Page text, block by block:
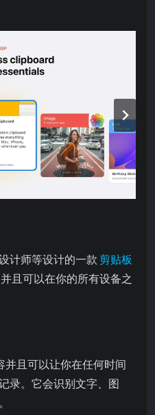
计师等设计的一款 剪贴板
且可以在你的所有设备之
且可以让你在任何时间
录。它会识别文字、图